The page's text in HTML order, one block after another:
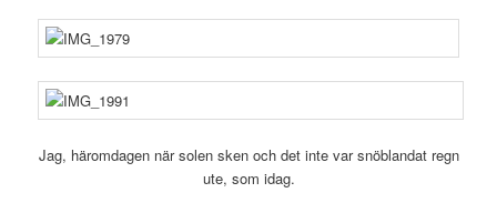
Jag, häromdagen när solen sken och det inte var snöblandat regn
ute, som idag.